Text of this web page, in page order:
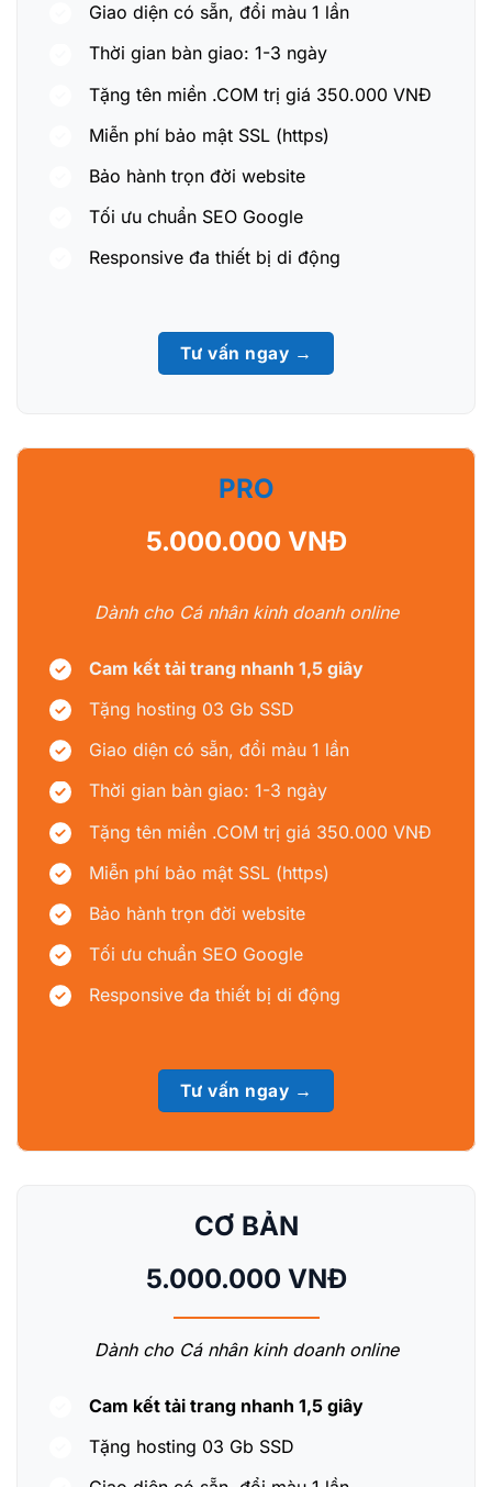
Giao diện có sẵn, đổi màu 1 lần
Thời gian bàn giao: 1-3 ngày
Tặng tên miền .COM trị giá 350.000 VNĐ
Miễn phí bảo mật SSL (https)
Bảo hành trọn đời website
Tối ưu chuẩn SEO Google
Responsive đa thiết bị di động
Tư vấn ngay →
PRO
5.000.000 VNĐ
Dành cho Cá nhân kinh doanh online
Cam kết tải trang nhanh 1,5 giây
Tặng hosting 03 Gb SSD
Giao diện có sẵn, đổi màu 1 lần
Thời gian bàn giao: 1-3 ngày
Tặng tên miền .COM trị giá 350.000 VNĐ
Miễn phí bảo mật SSL (https)
Bảo hành trọn đời website
Tối ưu chuẩn SEO Google
Responsive đa thiết bị di động
Tư vấn ngay →
CƠ BẢN
5.000.000 VNĐ
Dành cho Cá nhân kinh doanh online
Cam kết tải trang nhanh 1,5 giây
Tặng hosting 03 Gb SSD